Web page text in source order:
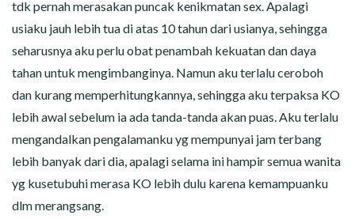
tdk pernah merasakan puncak kenikmatan sex. Apalagi
usiaku jauh lebih tua di atas 10 tahun dari usianya, sehingga
seharusnya aku perlu obat penambah kekuatan dan daya
tahan untuk mengimbanginya. Namun aku terlalu ceroboh
dan kurang memperhitungkannya, sehingga aku terpaksa KO
lebih awal sebelum ia ada tanda-tanda akan puas. Aku terlalu
mengandalkan pengalamanku yg mempunyai jam terbang
lebih banyak dari dia, apalagi selama ini hampir semua wanita
yg kusetubuhi merasa KO lebih dulu karena kemampuanku
dlm merangsang.